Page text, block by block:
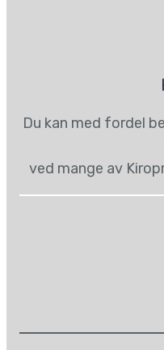
Du kan med fordel
ved mange av